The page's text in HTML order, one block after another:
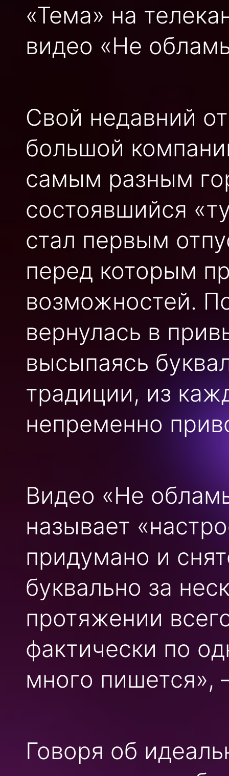
«Тема» на
видео «Не
Свой недавний
большой
самым разным
состоявшийся
стал первым
перед которым
возможностей.
вернулась в
высыпаясь
традиции, из
непременно
Видео «Не
называет
придумано и
буквально за
протяжении
фактически по
много пишется»,
Говоря об